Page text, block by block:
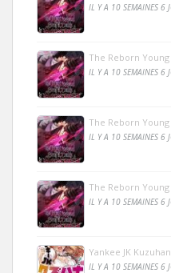
IL Y A 10 SEMAINES 6
The Reborn
IL Y A 10 SEMAINES 6
The Reborn
IL Y A 10 SEMAINES 6
The Reborn
IL Y A 10 SEMAINES 6
Yankee JK
IL Y A 10 SEMAINES 6